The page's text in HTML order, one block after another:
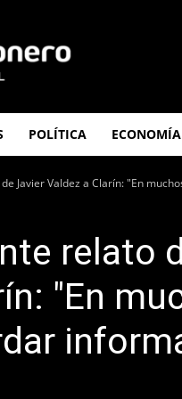
POLÍTICA ECONOMÍA
Javier Valdez a Clarín: "En
relato
"En